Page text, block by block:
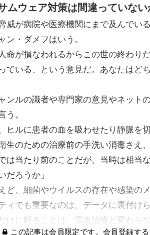
ムウェア対策は間違っていない
威が病院や医療機関にまで及んでい
・ダメフはいう。
命が損なわれるからこの世の終わり
ている、という意見だ。あなたはど
ンルの識者や専門家の意見やネット
。
ヒルに患者の血を吸わせたり静脈を
生のための治療前の手洗い消毒さえ
は当たり前のことだが、当時は相当
だろうか」
ど、細菌やウイルスの存在や感染の
ィでも重要なのは、データに裏付け
けに頼ることは、瀉血治療と変わら
この記事は会員限定です。会員登録す